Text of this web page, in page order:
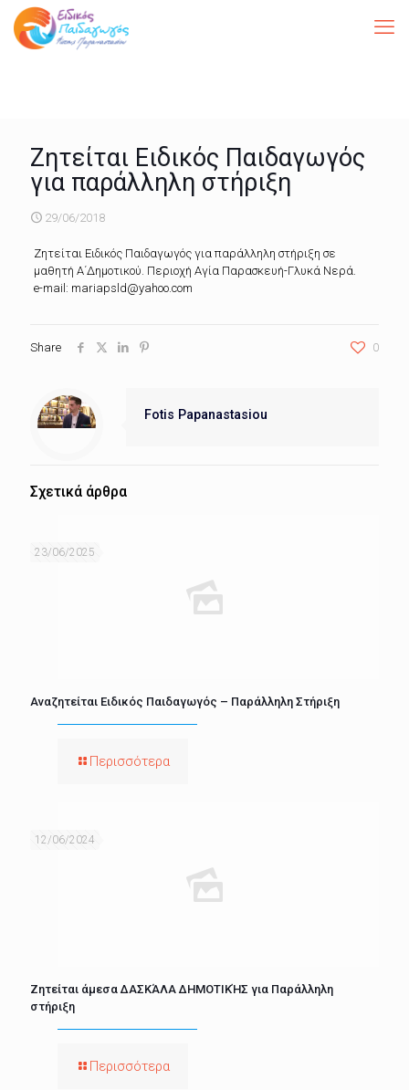
Ζητείται Ειδικός Παιδαγωγός
για παράλληλη στήριξη
29/06/2018
Ζητείται Ειδικός Παιδαγωγός για παράλληλη στήριξη σε
μαθητή Α΄Δημοτικού. Περιοχή Αγία Παρασκευή-Γλυκά Νερά.
e-mail: mariapsld@yahoo.com
Share 0
Fotis Papanastasiou
Σχετικά άρθρα
23/06/2025
Αναζητείται Ειδικός Παιδαγωγός – Παράλληλη Στήριξη
Περισσότερα
12/06/2024
Ζητείται άμεσα ΔΑΣΚΆΛΑ ΔΗΜΟΤΙΚΉΣ για Παράλληλη
στήριξη
Περισσότερα